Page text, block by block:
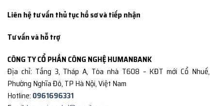
Liên hệ tư vấn thủ tục hồ sơ và tiếp nhận
Tư vấn và hỗ trợ
CÔNG TY CỔ PHẦN CÔNG NGHỆ HUMANBANK
Địa chỉ: Tầng 3, Tháp A, Tòa nhà T608 – KĐT mới Cổ Nhuế,
Phường Nghĩa Đô, TP Hà Nội, Việt Nam
Hotline: 0961696331